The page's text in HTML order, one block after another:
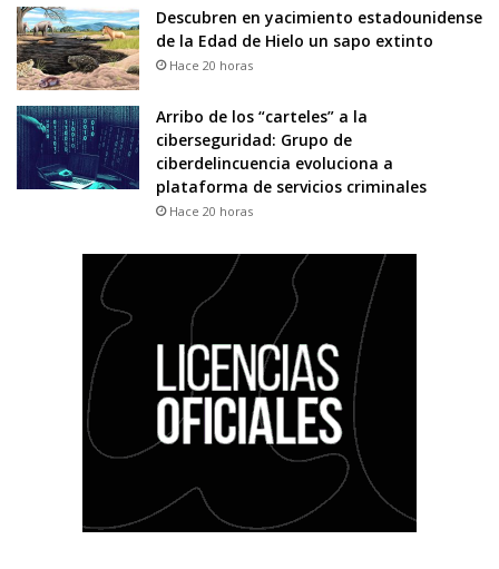
Descubren en yacimiento estadounidense
de la Edad de Hielo un sapo extinto
Hace 20 horas
Arribo de los “carteles” a la
ciberseguridad: Grupo de
ciberdelincuencia evoluciona a
plataforma de servicios criminales
Hace 20 horas